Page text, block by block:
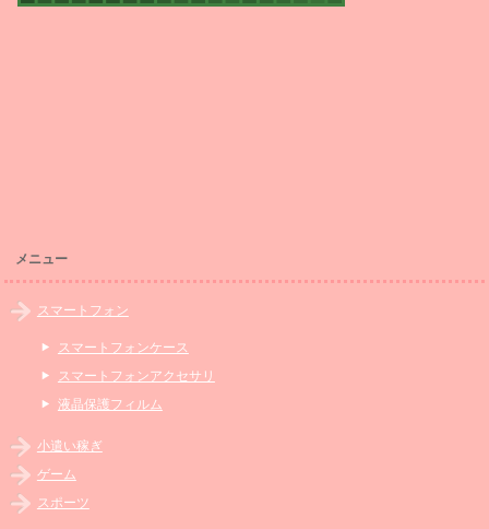
メニュー
スマートフォン
スマートフォンケース
スマートフォンアクセサリ
液晶保護フィルム
小遣い稼ぎ
ゲーム
スポーツ